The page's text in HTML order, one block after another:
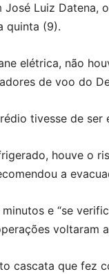
Luiz
quinta (9).
elétrica, não
de voo do
tivesse de ser
houve o
a
e “se
voltaram
cascata que fez